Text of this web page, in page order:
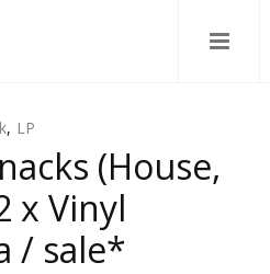
, LP
(House,
x Vinyl
/ sale*